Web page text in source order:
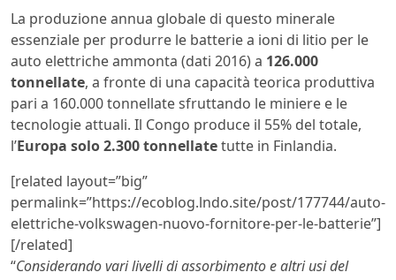
La produzione annua globale di questo minerale
essenziale per produrre le batterie a ioni di litio per le
auto elettriche ammonta (dati 2016) a 126.000
tonnellate, a fronte di una capacità teorica produttiva
pari a 160.000 tonnellate sfruttando le miniere e le
tecnologie attuali. Il Congo produce il 55% del totale,
l’Europa solo 2.300 tonnellatetutte in Finlandia.
[related layout=”big”
permalink=”https://ecoblog.lndo.site/post/177744/auto-
elettriche-volkswagen-nuovo-fornitore-per-le-batterie”]
[/related]
“Considerando vari livelli di assorbimento e altri usi del